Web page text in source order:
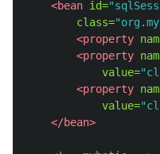
<bean id=
class=
<property
<property
value=
<property
value=
</bean>